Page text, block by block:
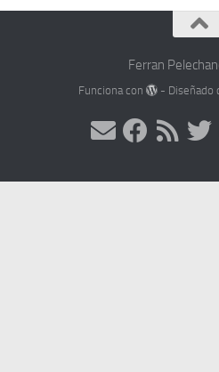
Ferran
Funciona con - Diseñado